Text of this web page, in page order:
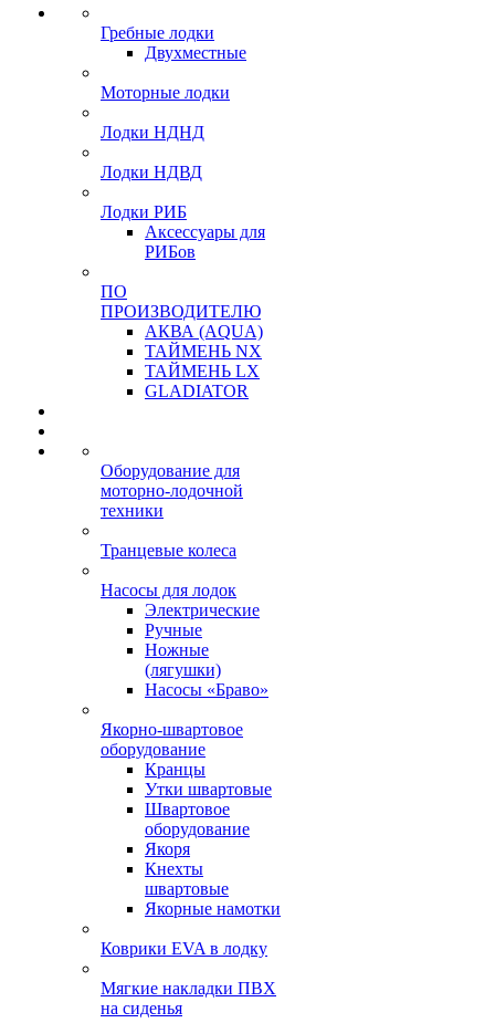
Гребные лодки
Двухместные
Моторные лодки
Лодки НДНД
Лодки НДВД
Лодки РИБ
Аксессуары для
РИБов
ПО
ПРОИЗВОДИТЕЛЮ
АКВА (AQUA)
ТАЙМЕНЬ NX
ТАЙМЕНЬ LX
GLADIATOR
Оборудование для
моторно-лодочной
техники
Транцевые колеса
Насосы для лодок
Электрические
Ручные
Ножные
(лягушки)
Насосы «Браво»
Якорно-швартовое
оборудование
Кранцы
Утки швартовые
Швартовое
оборудование
Якоря
Кнехты
швартовые
Якорные намотки
Коврики EVA в лодку
Мягкие накладки ПВХ
на сиденья